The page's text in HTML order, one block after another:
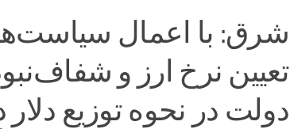
شرق: با اعمال
تعیین نرخ ارز و
دولت در نحوه توزیع